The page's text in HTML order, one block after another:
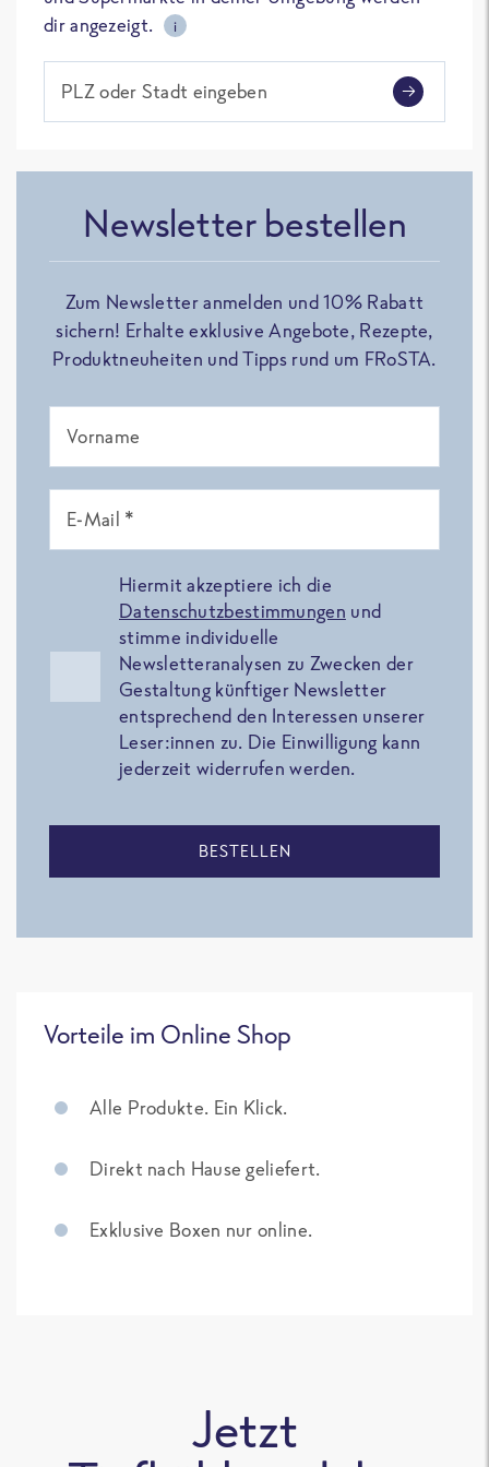
dir angezeigt.
i
PLZ oder Stadt eingeben
Newsletter bestellen
Zum Newsletter anmelden und 10% Rabatt
sichern! Erhalte exklusive Angebote, Rezepte,
Produktneuheiten und Tipps rund um FRoSTA.
Vorname
E-Mail *
Hiermit akzeptiere ich die
Datenschutzbestimmungen und
stimme individuelle
Newsletteranalysen zu Zwecken der
Gestaltung künftiger Newsletter
entsprechend den Interessen unserer
Leser:innen zu. Die Einwilligung kann
jederzeit widerrufen werden.
BESTELLEN
Vorteile im Online Shop
Alle Produkte. Ein Klick.
Direkt nach Hause geliefert.
Exklusive Boxen nur online.
Jetzt